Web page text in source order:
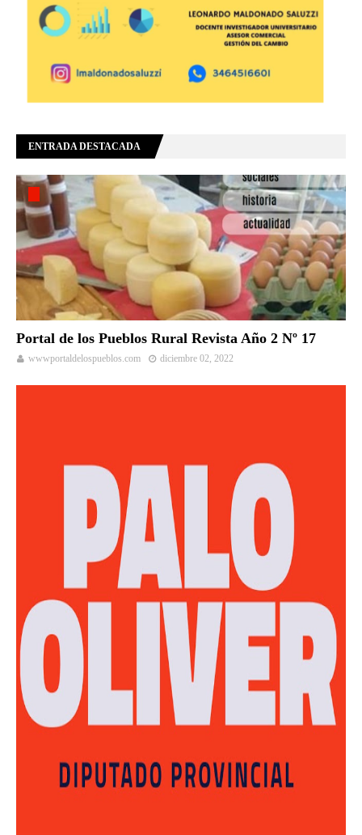
ENTRADA DESTACADA
Portal de los Pueblos Rural Revista Año 2 Nº 17
wwwportaldelospueblos.com diciembre 02, 2022